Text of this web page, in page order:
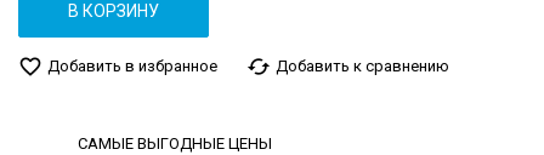
В КОРЗИНУ
favorite_border Добавить в избранное cached Добавить к сравнению
САМЫЕ ВЫГОДНЫЕ ЦЕНЫ